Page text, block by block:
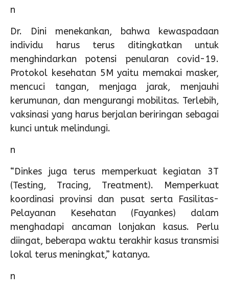
n
Dr. Dini menekankan, bahwa kewaspadaan
individu harus terus ditingkatkan untuk
menghindarkan potensi penularan covid-19.
Protokol kesehatan 5M yaitu memakai masker,
mencuci tangan, menjaga jarak, menjauhi
kerumunan, dan mengurangi mobilitas. Terlebih,
vaksinasi yang harus berjalan beriringan sebagai
kunci untuk melindungi.
n
“Dinkes juga terus memperkuat kegiatan 3T
(Testing, Tracing, Treatment). Memperkuat
koordinasi provinsi dan pusat serta Fasilitas-
Pelayanan Kesehatan (Fayankes) dalam
menghadapi ancaman lonjakan kasus. Perlu
diingat, beberapa waktu terakhir kasus transmisi
lokal terus meningkat,” katanya.
n